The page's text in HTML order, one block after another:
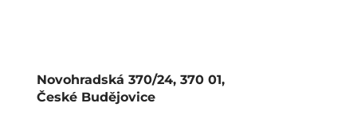
Novohradská 370/24, 370 01,
České Budějovice